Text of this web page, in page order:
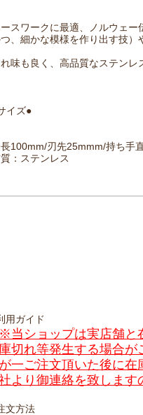
ースワークに最適、ノルウェ
、細かな模様を作り出す技）
味も良く、高品質なステンレ
イズ●
100mm/刃先25mmm/持ち手
：ステンレス
用ガイド
ショップは実店舗と
切れ等発生する場合が
一ご注文頂いた後に在
より御連絡を致しま
文方法